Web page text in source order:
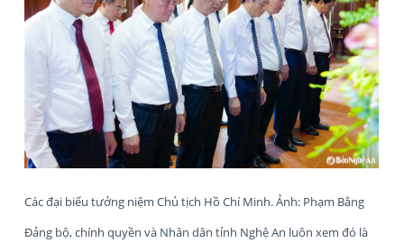
Các đại biểu tưởng niệm Chủ tịch Hồ Chí Minh. Ảnh: Phạm Bằng
Đảng bộ, chính quyền và Nhân dân tỉnh Nghệ An luôn xem đó là